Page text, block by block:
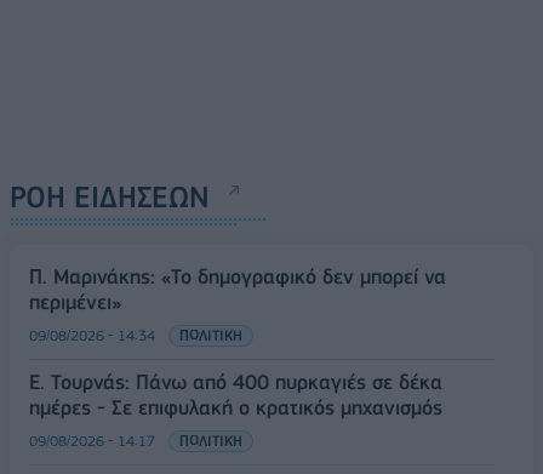
ΡΟΗ ΕΙΔΗΣΕΩΝ
Π. Μαρινάκης: «Το δημογραφικό δεν μπορεί να
περιμένει»
09/08/2026 - 14:34 ΠΟΛΙΤΙΚΗ
Ε. Τουρνάς: Πάνω από 400 πυρκαγιές σε δέκα
ημέρες - Σε επιφυλακή ο κρατικός μηχανισμός
09/08/2026 - 14:17 ΠΟΛΙΤΙΚΗ